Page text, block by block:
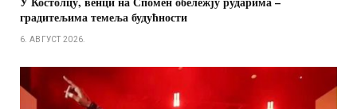
градитељима темеља будућности
6. АВГУСТ 2026.